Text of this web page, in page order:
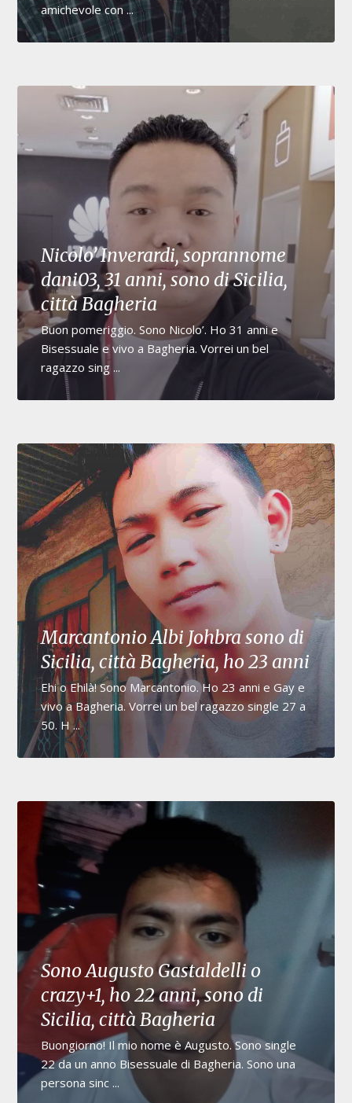
amichevole con ...
Nicolo’ Inverardi, soprannome
dani03, 31 anni, sono di Sicilia,
città Bagheria
Buon pomeriggio. Sono Nicolo’. Ho 31 anni e
Bisessuale e vivo a Bagheria. Vorrei un bel
ragazzo sing ...
Marcantonio Albi Johbra sono di
Sicilia, città Bagheria, ho 23 anni
Ehi o Ehilà! Sono Marcantonio. Ho 23 anni e Gay e
vivo a Bagheria. Vorrei un bel ragazzo single 27 a
50. H ...
Sono Augusto Gastaldelli o
crazy+1, ho 22 anni, sono di
Sicilia, città Bagheria
Buongiorno! Il mio nome è Augusto. Sono single
22 da un anno Bisessuale di Bagheria. Sono una
persona sinc ...